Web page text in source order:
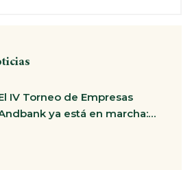
IV Torneo de Empresas
ya está en marcha:…